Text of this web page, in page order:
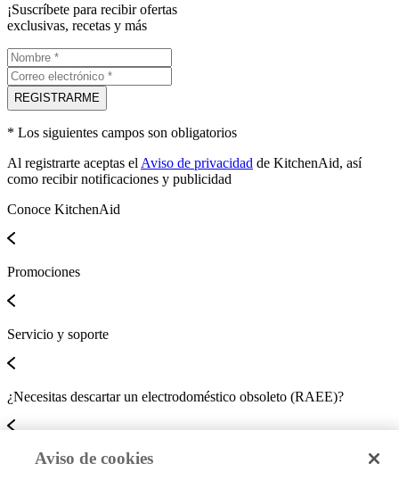
Profesional
Velocidad
Origen
EEUU
Medidas del Empaque
Alto
Ancho
34.5 cm
Profundidad
44 cm
Peso
Especificaciones
50 cm
12 meses
34.5 cm
31 cm
220 V
16.66 kg
¡Suscríbete para recibir ofertas
exclusivas, recetas y más
REGISTRARME
* Los siguientes campos son obligatorios
Al registrarte aceptas el Aviso de privacidad de KitchenAid, así
como recibir notificaciones y publicidad
Conoce KitchenAid
Promociones
Servicio y soporte
¿Necesitas descartar un electrodoméstico obsoleto (RAEE)?
CONTACTA CON NOSOTROS
Aviso de cookies